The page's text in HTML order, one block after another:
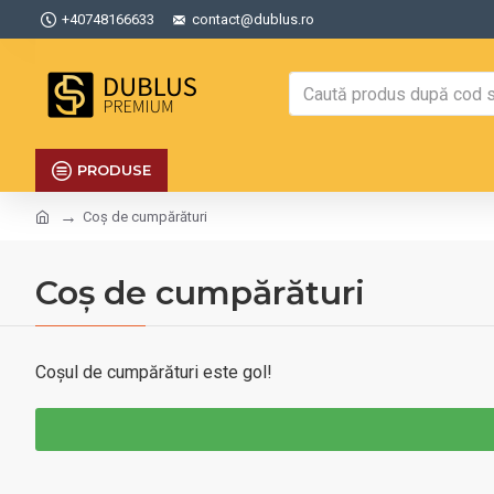
+40748166633 contact@dublus.ro
PRODUSE
Coș de cumpărături
Coș de cumpărături
Coșul de cumpărături este gol!